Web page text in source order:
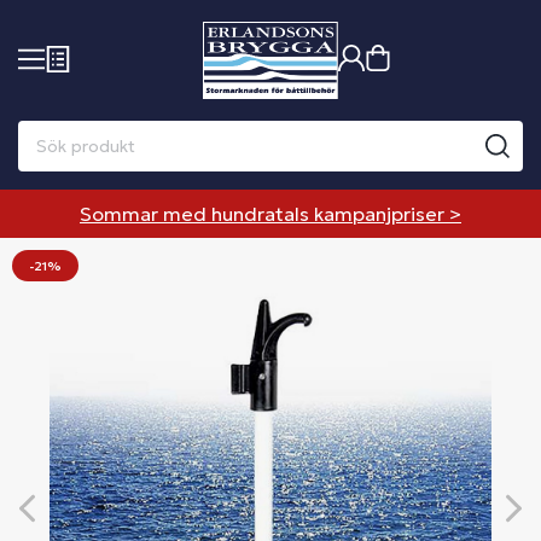
Sommar med hundratals kampanjpriser >
-21%